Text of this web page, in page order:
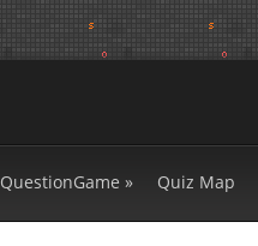
QuestionGame » Quiz Map